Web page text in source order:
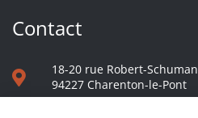
Contact
18-20 rue Robert-Schuman
94227 Charenton-le-Pont